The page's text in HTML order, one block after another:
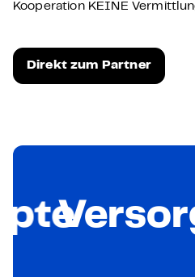
Kooperation KEINE
Direkt zum Partner